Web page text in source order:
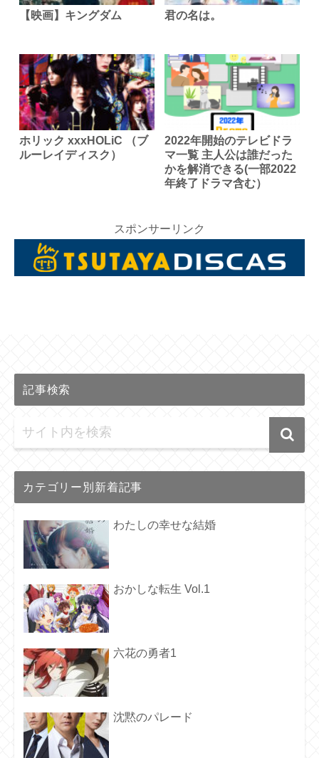
【映画】キングダム 君の名は。
ホリック xxxHOLiC （ブ
ルーレイディスク）
2022年開始のテレビドラ
マ一覧 主人公は誰だった
かを解消できる(一部2022
年終了ドラマ含む）
スポンサーリンク
記事検索
カテゴリー別新着記事
わたしの幸せな結婚
おかしな転生 Vol.1
六花の勇者1
沈黙のパレード